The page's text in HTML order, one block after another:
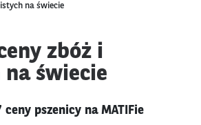
na świecie
zbóż i
świecie
pszenicy na MATIFie